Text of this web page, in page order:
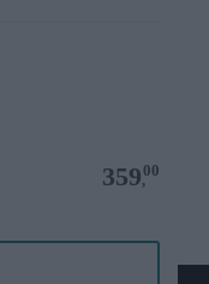
359,
00